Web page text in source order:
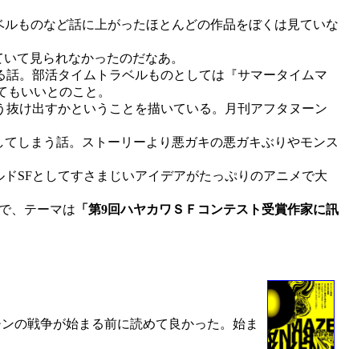
ものなど話に上がったほとんどの作品をぼくは見ていな
て見られなかったのだなあ。
。部活タイムトラベルものとしては『サマータイムマ
いいとのこと。
け出すかということを描いている。月刊アフタヌーン
しまう話。ストーリーより悪ガキの悪ガキぶりやモンス
SFとしてすさまじいアイデアがたっぷりのアニメで大
、テーマは 「第9回ハヤカワＳＦコンテスト受賞作家に訊
の戦争が始まる前に読めて良かった。始ま